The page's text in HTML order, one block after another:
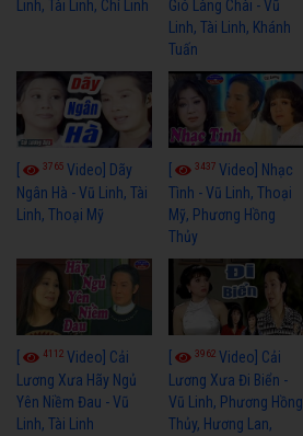
Linh, Tài Linh, Chí Linh
Gió Làng Chài - Vũ
Linh, Tài Linh, Khánh
Tuấn
3765 Video] Dãy
Ngân Hà - Vũ Linh, Tài
Linh, Thoại Mỹ
3437Video] Nhạc
Tình - Vũ Linh, Thoại
Mỹ, Phương Hồng
Thủy
4112 Video] Cải
Lương Xưa Hãy Ngủ
Yên Niềm Đau - Vũ
Linh, Tài Linh
3962Video] Cải
Lương Xưa Đi Biển -
Vũ Linh, Phương Hồng
Thủy, Hương Lan,